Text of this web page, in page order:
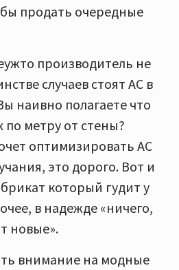
продать очередные
производитель не
случаев стоят АС в
наивно полагаете что
по метру от стены?
оптимизировать АС
это дорого. Вот и
который гудит у
в надежде «ничего,
новые».
внимание на модные